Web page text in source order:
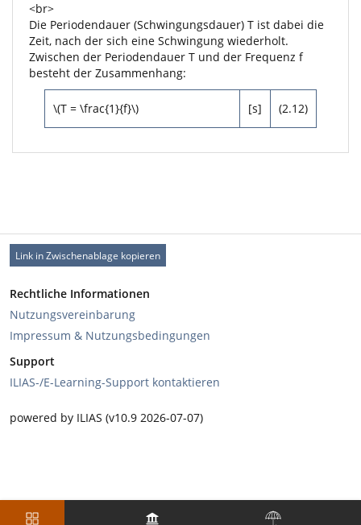
<br>
Die Periodendauer (Schwingungsdauer) T ist dabei die
Zeit, nach der sich eine Schwingung wiederholt.
Zwischen der Periodendauer T und der Frequenz f
besteht der Zusammenhang:
\(T = \frac{1}{f}\) [s] (2.12)
Link in Zwischenablage kopieren
Rechtliche Informationen
Nutzungsvereinbarung
Impressum & Nutzungsbedingungen
Support
ILIAS-/E-Learning-Support kontaktieren
powered by ILIAS (v10.9 2026-07-07)